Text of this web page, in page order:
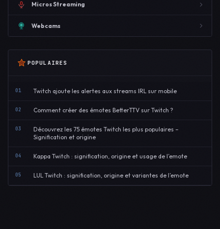
Micros Streaming
Webcams
POPULAIRES
01 Twitch ajoute les alertes aux streams IRL sur mobile
02 Comment créer des émotes BetterTTV sur Twitch ?
03
Découvrez les 75 émotes Twitch les plus populaires –
Signification et origine
04 Kappa Twitch : signification, origine et usage de l’emote
05 LUL Twitch : signification, origine et variantes de l’emote